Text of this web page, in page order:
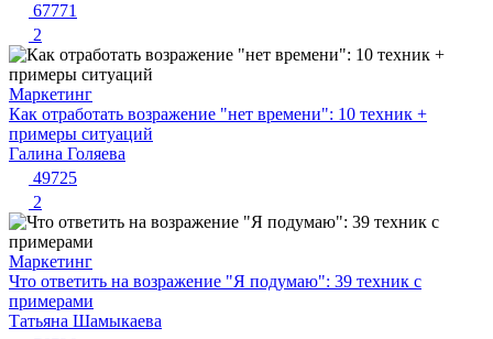
67771
2
Маркетинг
Как отработать возражение "нет времени": 10 техник +
примеры ситуаций
Галина Голяева
49725
2
Маркетинг
Что ответить на возражение "Я подумаю": 39 техник с
примерами
Татьяна Шамыкаева